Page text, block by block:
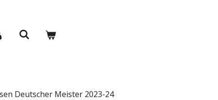
Deutscher Meister 2023-24